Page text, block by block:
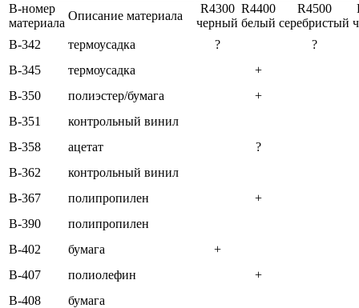
В-номер
материала
Описание материала
R4300
черный
R4400
белый
R4500
серебристый
B-342
термоусадка ?
?
B-345
термоусадка
+
B-350
полиэстер/бумага
+
B-351
контрольный винил
B-358
ацетат
?
B-362
контрольный винил
B-367
полипропилен
+
B-390
полипропилен
B-402
бумага
+
B-407
полиолефин
+
B-408
бумага